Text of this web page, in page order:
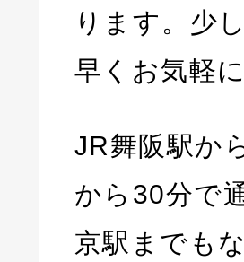
ります。少
早くお気軽
JR舞阪駅か
から30分で
京駅までも